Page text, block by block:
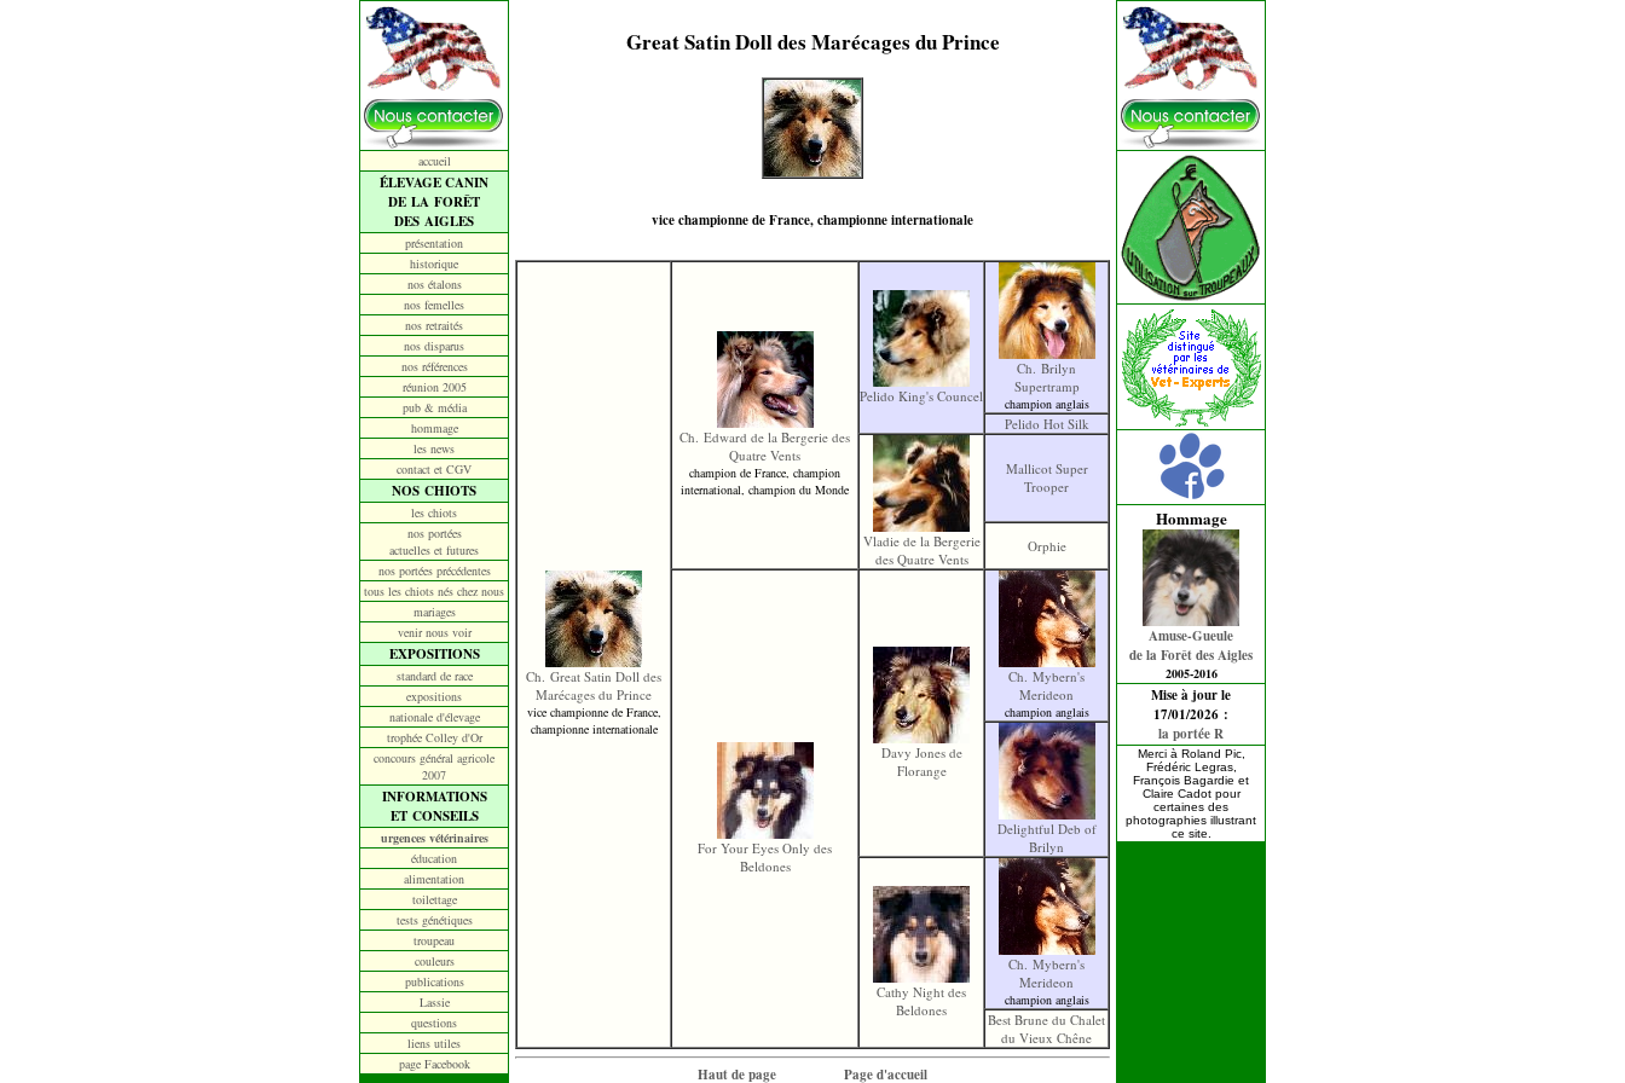
accueil
ÉLEVAGE CANIN
DE LA FORÊT
DES AIGLES
présentation
historique
nos étalons
nos femelles
nos retraités
nos disparus
nos références
réunion 2005
pub & média
hommage
les news
contact et CGV
NOS CHIOTS
les chiots
nos portées
actuelles et futures
nos portées précédentes
tous les chiots nés chez nous
mariages
venir nous voir
EXPOSITIONS
standard de race
expositions
nationale d'élevage
trophée Colley d'Or
concours général agricole
2007
INFORMATIONS
ET CONSEILS
urgences vétérinaires
éducation
alimentation
toilettage
tests génétiques
troupeau
couleurs
publications
Lassie
questions
liens utiles
page Facebook
Great Satin Doll des Marécages du Prince
vice championne de France, championne internationale
Ch. Great Satin Doll des
Marécages du Prince
vice championne de France,
championne internationale
Ch. Edward de la Bergerie des
Quatre Vents
champion de France, champion
international, champion du Monde
Pelido King's Councel
Ch. Brilyn
Supertramp
champion anglais
Pelido Hot Silk
Vladie de la Bergerie
des Quatre Vents
Mallicot Super
Trooper
Orphie
For Your Eyes Only des
Beldones
Davy Jones de
Florange
Ch. Mybern's
Merideon
champion anglais
Delightful Deb of
Brilyn
Cathy Night des
Beldones
Ch. Mybern's
Merideon
champion anglais
Best Brune du Chalet
du Vieux Chêne
Haut de page Page d'accueil
Hommage
Amuse-Gueule
de la Forêt des Aigles
2005-2016
Mise à jour le
17/01/2026 :
la portée R
Merci à Roland Pic,
Frédéric Legras,
François Bagardie et
Claire Cadot pour
certaines des
photographies illustrant
ce site.